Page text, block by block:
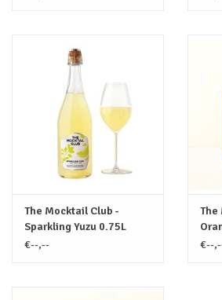
The Mocktail Club -
Sparkling Yuzu 0.75L
€--,--
The
€--